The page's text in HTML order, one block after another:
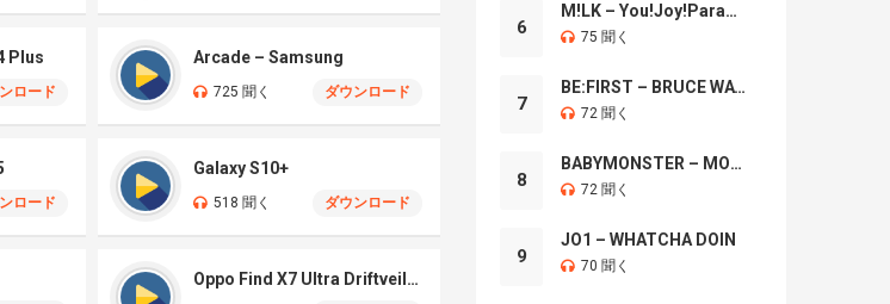
Plus
ロード
Arcade – Samsung
725 聞く ダウンロード
ロード
Galaxy S10+
518 聞く ダウンロード
Oppo Find X7 Ultra Driftveil Dancing
6
M!LK – You!Joy!Parade!
75 聞く
7
BE:FIRST – BRUCE WAYNE
72 聞く
8
BABYMONSTER – MOON
72 聞く
9
JO1 – WHATCHA DOIN
70 聞く